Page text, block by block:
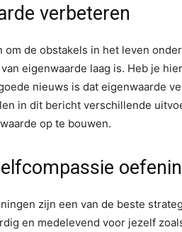
verbeteren
om de obstakels in het leven
eigenwaarde laag is. Heb je
nieuws is dat eigenwaarde
in dit bericht verschillende
op te bouwen.
zijn een van de beste
en medelevend voor jezelf